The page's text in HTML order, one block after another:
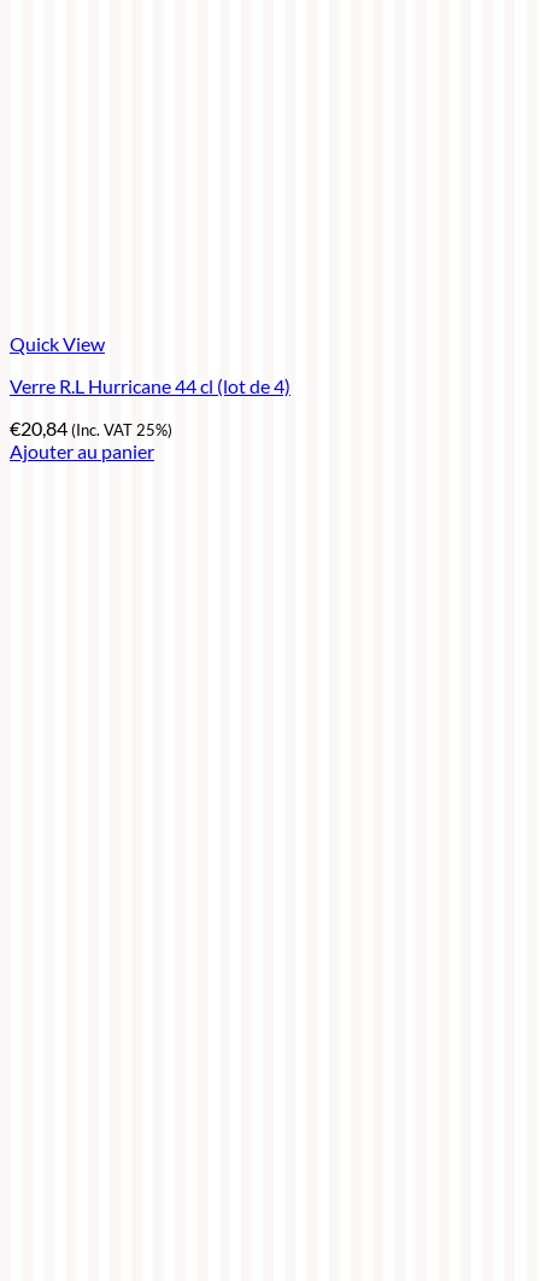
Quick View
Verre R.L Hurricane 44 cl (lot de 4)
€20,84(Inc. VAT 25%)
Ajouter au panier